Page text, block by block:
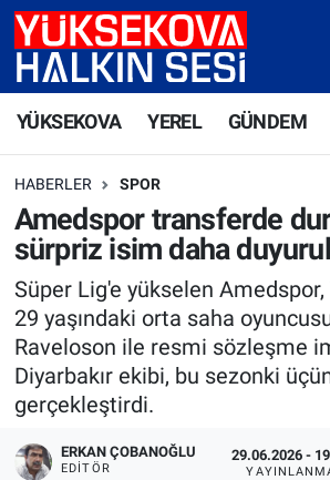
YÜKSEKOVA YEREL GÜNDEM
HABERLER SPOR
Amedspor transferde
sürpriz isim daha
Süper Lig'e yükselen Amedspor,
29 yaşındaki orta saha
Raveloson ile resmi sözleşme
Diyarbakır ekibi, bu sezonki
gerçekleştirdi.
ERKAN ÇOBANOĞLU
EDITÖR
29.06.2026 -
Yüksekova Nöbetçi Eczaneler
Yüksekova Trafik Yoğunluk
Süper Lig Puan Durumu ve
Tüm Manşetler
Son Dakika Haberleri
Haber Arşivi